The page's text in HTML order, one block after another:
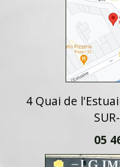
4 Quai de
05